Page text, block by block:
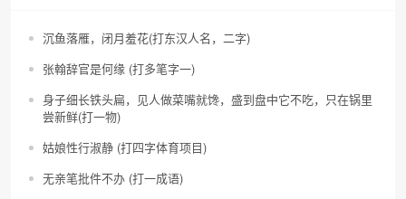
沉鱼落雁，闭月羞花(打东汉人名，二字)
张翰辞官是何缘 (打多笔字一)
身子细长铁头扁，见人做菜嘴就馋，盛到盘中它不吃，只在锅里
尝新鲜(打一物)
姑娘性行淑静 (打四字体育项目)
无亲笔批件不办 (打一成语)